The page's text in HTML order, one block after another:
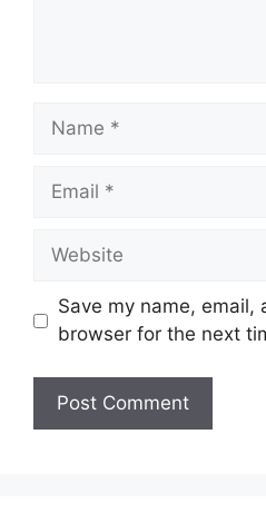
Name
Email
Website
Save my name, email,
browser for the next